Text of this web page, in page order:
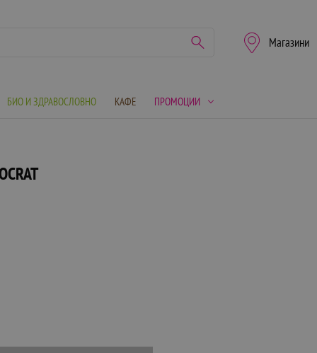
Магазини
БИО И ЗДРАВОСЛОВНО КАФЕ ПРОМОЦИИ